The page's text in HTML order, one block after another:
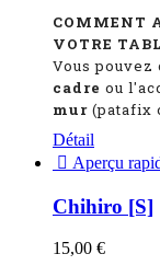
COMMENT
VOTRE
Vous
cadre ou
mur (patafix
Détail
 Aperçu
Chihiro [S]
15,00 €